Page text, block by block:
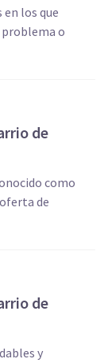
los que
o
de
como
de
de
y